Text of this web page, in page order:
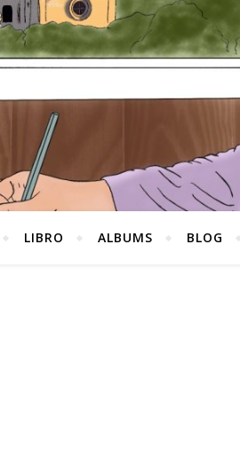
LIBRO ALBUMS BLOG